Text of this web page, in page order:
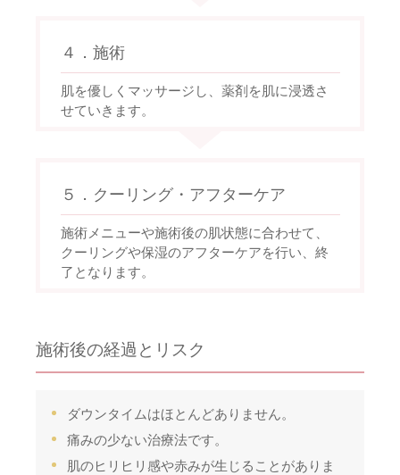
４．施術
肌を優しくマッサージし、薬剤を肌に浸透さ
せていきます。
５．クーリング・アフターケア
施術メニューや施術後の肌状態に合わせて、
クーリングや保湿のアフターケアを行い、終
了となります。
施術後の経過とリスク
ダウンタイムはほとんどありません。
痛みの少ない治療法です。
肌のヒリヒリ感や赤みが生じることがありま